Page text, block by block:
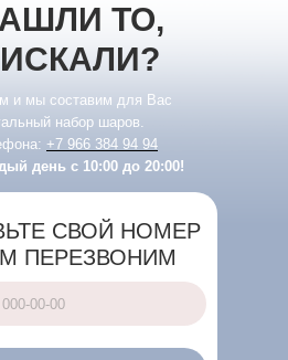
ТО,
и мы составим для Вас
набор шаров.
+7 966 384 94 94
день с 10:00 до 20:00!
СВОЙ НОМЕР
ПЕРЕЗВОНИМ